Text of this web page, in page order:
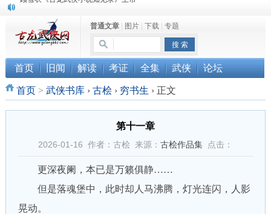
《古龙小说原貌探究》修订版已上市
顾雪衣《古龙武侠小说知见录》上市
普通文章| 图片| 下载| 专题
首页 旧闻 解读 考证 全集 武侠 论坛
首页> 武侠书库 › 古桧 › 穷书生 ›正文
第十一章
2026-01-16 作者：古桧 来源： 古桧作品集点击：
更深夜阑，本已是万籁俱静……
但是落魂堡中，此时却人马沸腾，灯光连闪，人影
晃动。